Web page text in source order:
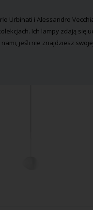
Urbinati i Alessandro
Ich lampy zdają
jeśli nie znajdziesz